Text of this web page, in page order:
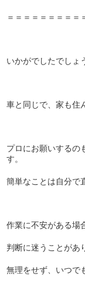
＝＝＝＝＝＝＝＝＝
いかがでしたでしょ
車と同じで、家も住
プロにお願いするの
す。
簡単なことは自分で
作業に不安がある場
判断に迷うことがあ
無理をせず、いつで